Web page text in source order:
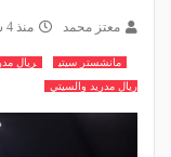
معتز محمد منذ 4 سنوات
مانشستر سيتي ريال
ريال مدريد والسيتي